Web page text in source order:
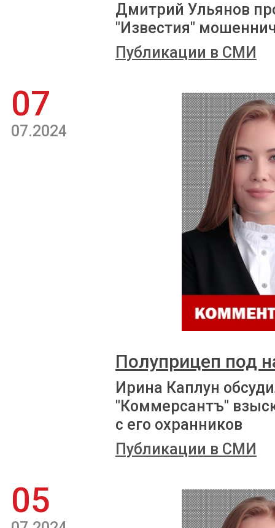
Дмитрий Ульянов
"Известия"
Публикации в СМИ
07
07.2024
Полуприцеп под
Ирина Каплун
"Коммерсантъ"
с его охранников
Публикации в СМИ
05